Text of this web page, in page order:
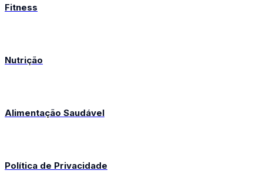
Fitness
Nutrição
Alimentação Saudável
Política de Privacidade